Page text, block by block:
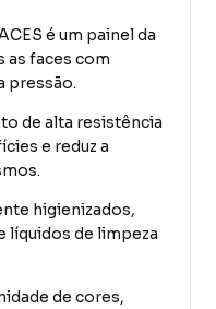
é um painel da
as faces com
pressão.
de alta resistência
e reduz a
higienizados,
líquidos de limpeza
de cores,